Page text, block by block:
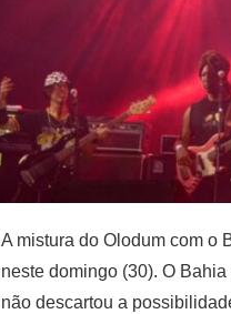
A mistura do Olodum com o
neste domingo (30). O
não descartou a